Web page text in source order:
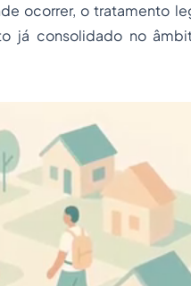
ocorrer, o tratamento
já consolidado no